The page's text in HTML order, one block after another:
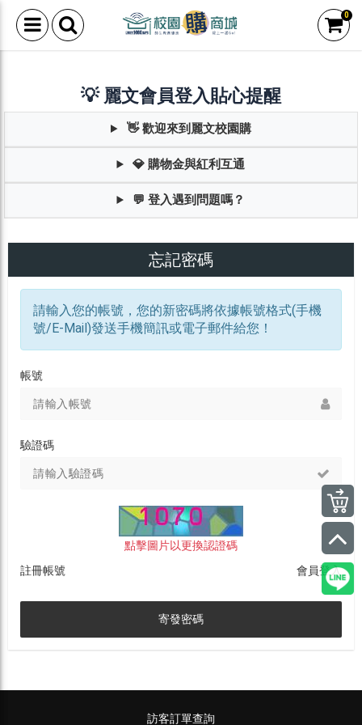
0
💡 麗文會員登入貼心提醒
👋 歡迎來到麗文校園購
💎 購物金與紅利互通
💬 登入遇到問題嗎？
忘記密碼
請輸入您的帳號，您的新密碼將依據帳號格式(手機
號/E-Mail)發送手機簡訊或電子郵件給您！
帳號
驗證碼
點擊圖片以更換認證碼
註冊帳號 會員登入
寄發密碼
訪客訂單查詢